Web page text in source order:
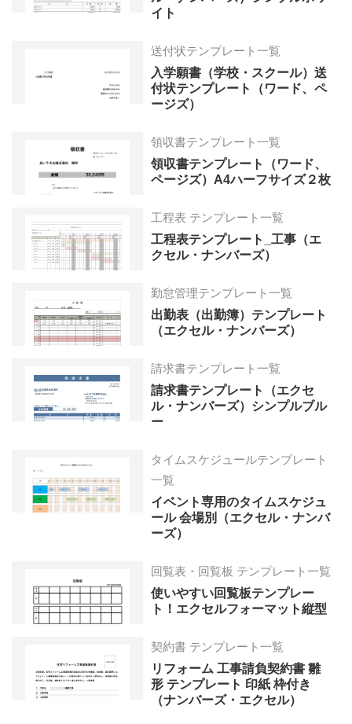
イト
送付状テンプレート一覧
入学願書（学校・スクール）送
付状テンプレート（ワード、ペ
ージズ）
領収書テンプレート一覧
領収書テンプレート（ワード、
ページズ）A4ハーフサイズ２枚
工程表 テンプレート一覧
工程表テンプレート_工事（エ
クセル・ナンバーズ）
勤怠管理テンプレート一覧
出勤表（出勤簿）テンプレート
（エクセル・ナンバーズ）
請求書テンプレート一覧
請求書テンプレート（エクセ
ル・ナンバーズ）シンプルブル
ー
タイムスケジュールテンプレート
一覧
イベント専用のタイムスケジュ
ール 会場別（エクセル・ナンバ
ーズ）
回覧表・回覧板 テンプレート一覧
使いやすい回覧板テンプレー
ト！エクセルフォーマット縦型
契約書 テンプレート一覧
リフォーム 工事請負契約書 雛
形 テンプレート 印紙 枠付き
（ナンバーズ・エクセル）